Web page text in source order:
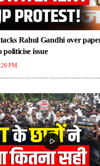
Rahul Gandhi over
politicise issue
PM